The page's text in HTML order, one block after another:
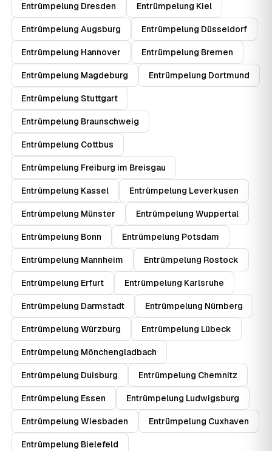
Entrümpelung Dresden Entrümpelung Kiel
Entrümpelung Augsburg Entrümpelung Düsseldorf
Entrümpelung Hannover Entrümpelung Bremen
Entrümpelung Magdeburg Entrümpelung Dortmund
Entrümpelung Stuttgart
Entrümpelung Braunschweig
Entrümpelung Cottbus
Entrümpelung Freiburg im Breisgau
Entrümpelung Kassel Entrümpelung Leverkusen
Entrümpelung Münster Entrümpelung Wuppertal
Entrümpelung Bonn Entrümpelung Potsdam
Entrümpelung Mannheim Entrümpelung Rostock
Entrümpelung Erfurt Entrümpelung Karlsruhe
Entrümpelung Darmstadt Entrümpelung Nürnberg
Entrümpelung Würzburg Entrümpelung Lübeck
Entrümpelung Mönchengladbach
Entrümpelung Duisburg Entrümpelung Chemnitz
Entrümpelung Essen Entrümpelung Ludwigsburg
Entrümpelung Wiesbaden Entrümpelung Cuxhaven
Entrümpelung Bielefeld